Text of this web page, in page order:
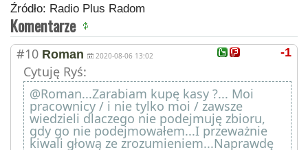
Źródło: Radio Plus Radom
Komentarze
-1
#10 Roman 2020-08-06 13:02
Cytuję Ryś:
@Roman...Zarabiam kupę kasy ?... Moi
pracownicy / i nie tylko moi / zawsze
wiedzieli dlaczego nie podejmuję zbioru,
gdy go nie podejmowałem...I przeważnie
kiwali głową ze zrozumieniem...Naprawdę